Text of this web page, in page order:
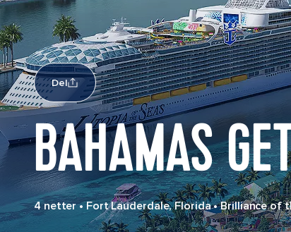
Del
BAHAMAS
4 netter•Fort Lauderdale, Florida•Brilliance of